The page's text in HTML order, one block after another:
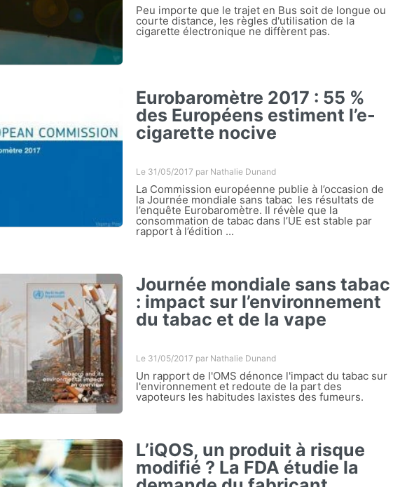
Peu importe que le trajet en Bus soit de longue ou
courte distance, les règles d'utilisation de la
cigarette électronique ne diffèrent pas.
Eurobaromètre 2017 : 55 %
des Européens estiment l’e-
cigarette nocive
Le 31/05/2017 par Nathalie Dunand
La Commission européenne publie à l’occasion de
la Journée mondiale sans tabac les résultats de
l’enquête Eurobaromètre. Il révèle que la
consommation de tabac dans l’UE est stable par
rapport à l’édition ...
Journée mondiale sans tabac
: impact sur l’environnement
du tabac et de la vape
Le 31/05/2017 par Nathalie Dunand
Un rapport de l'OMS dénonce l'impact du tabac sur
l'environnement et redoute de la part des
vapoteurs les habitudes laxistes des fumeurs.
L’iQOS, un produit à risque
modifié ? La FDA étudie la